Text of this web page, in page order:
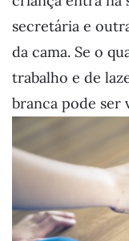
secretária e
da cama. Se o
trabalho e de
branca pode ser